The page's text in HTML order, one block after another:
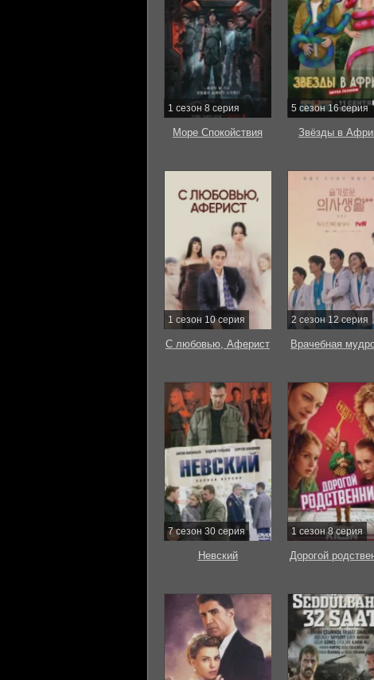
1 сезон 8 серия
Море Спокойствия
5 сезон 16 серия
Звёзды в
1 сезон 10 серия
С любовью, Аферист
2 сезон 12 серия
Врачебная
7 сезон 30 серия
Невский
1 сезон 8 серия
Дорогой